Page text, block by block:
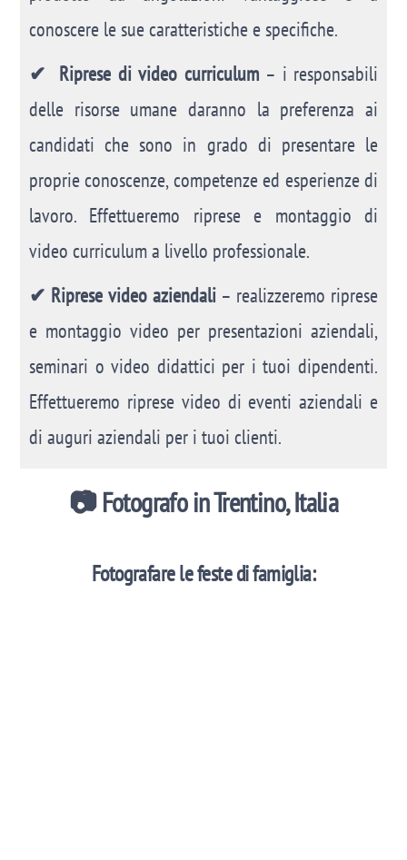
conoscere le sue caratteristiche e specifiche.
✔ Riprese di video curriculum– i responsabili
delle risorse umane daranno la preferenza ai
candidati che sono in grado di presentare le
proprie conoscenze, competenze ed esperienze di
lavoro. Effettueremo riprese e montaggio di
video curriculum a livello professionale.
✔ Riprese video aziendali– realizzeremo riprese
e montaggio video per presentazioni aziendali,
seminari o video didattici per i tuoi dipendenti.
Effettueremo riprese video di eventi aziendali e
di auguri aziendali per i tuoi clienti.
📷 Fotografo in Trentino, Italia
Fotografare le feste di famiglia: